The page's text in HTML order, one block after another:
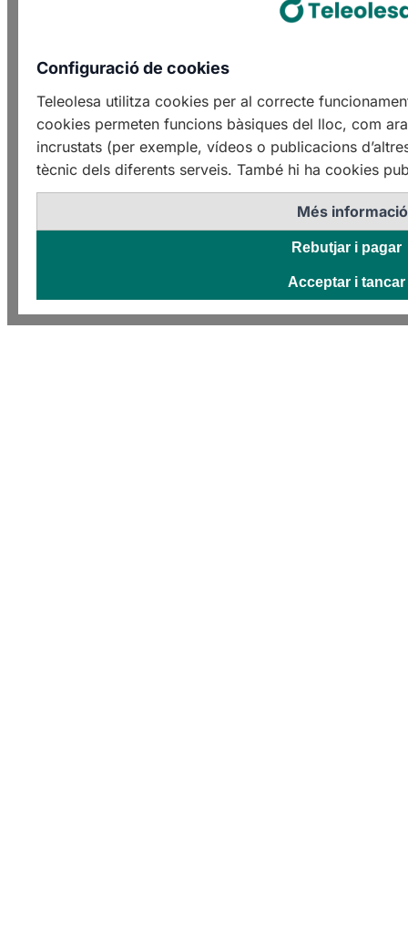
Configuració de cookies
Teleolesa utilitza cookies per al correcte
cookies permeten funcions bàsiques del lloc, com
incrustats (per exemple, vídeos o publicacions
tècnic dels diferents serveis. També hi ha cookies
Més
Rebutjar i pagar
Acceptar i tancar